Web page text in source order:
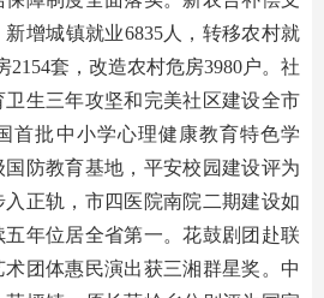
增城镇就业6835人，转移农村就
2154套，改造农村危房3980户。社
生三年攻坚和完美社区建设全市
首批中小学心理健康教育特色学
防教育基地，平安校园建设评为
正轨，市四医院南院二期建设如
年位居全省第一。花鼓剧团赴联
团体惠民演出获三湘群星奖。中